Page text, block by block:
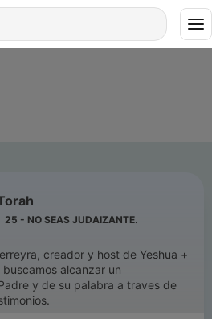
25 - NO SEAS JUDAIZANTE.
creador y host de Yeshua +
alcanzar un
y de su palabra a traves de